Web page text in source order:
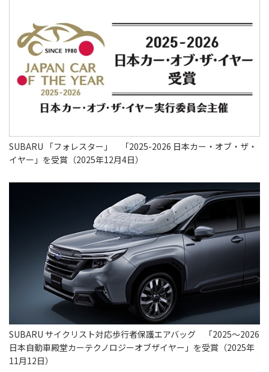
SUBARU 「フォレスター」 「2025-2026 日本カー・オブ・ザ・
イヤー」を受賞（2025年12月4日）
SUBARU サイクリスト対応歩行者保護エアバッグ 「2025〜2026
日本自動車殿堂カーテクノロジーオブザイヤー」を受賞（2025年
11月12日）